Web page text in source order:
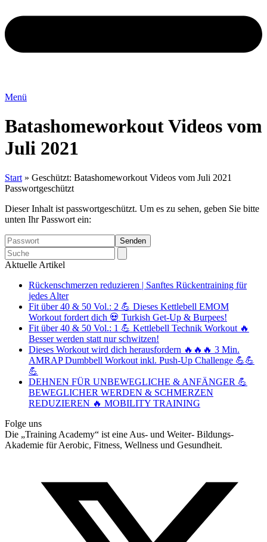
Menü
Batashomeworkout Videos vom
Juli 2021
Start » Geschützt: Batashomeworkout Videos vom Juli 2021
Passwortgeschützt
Dieser Inhalt ist passwortgeschützt. Um es zu sehen, geben Sie bitte
unten Ihr Passwort ein:
Search
Aktuelle Artikel
Rückenschmerzen reduzieren | Sanftes Rückentraining für
jedes Alter
Fit über 40 & 50 Vol.: 2 💪 Dieses Kettlebell EMOM
Workout fordert dich 💀 Turkish Get-Up & Burpees!
Fit über 40 & 50 Vol.: 1 💪 Kettlebell Technik Workout 🔥
Besser werden statt nur schwitzen!
Dieses Workout wird dich herausfordern 🔥🔥🔥 3 Min.
AMRAP Dumbbell Workout inkl. Push-Up Challenge 💪💪
💪
DEHNEN FÜR UNBEWEGLICHE & ANFÄNGER 💪
BEWEGLICHER WERDEN & SCHMERZEN
REDUZIEREN 🔥 MOBILITY TRAINING
Folge uns
Die „Training Academy“ ist eine Aus- und Weiter- Bildungs-
Akademie für Aerobic, Fitness, Wellness und Gesundheit.